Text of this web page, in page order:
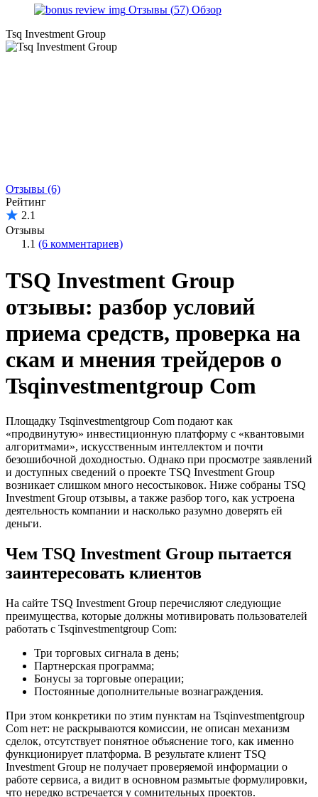
Отзывы (57) Обзор
Tsq Investment Group
Отзывы (6)
Рейтинг
2.1
Отзывы
1.1 (6 комментариев)
TSQ Investment Group
отзывы: разбор условий
приема средств, проверка на
скам и мнения трейдеров о
Tsqinvestmentgroup Com
Площадку Tsqinvestmentgroup Com подают как
«продвинутую» инвестиционную платформу с «квантовыми
алгоритмами», искусственным интеллектом и почти
безошибочной доходностью. Однако при просмотре заявлений
и доступных сведений о проекте TSQ Investment Group
возникает слишком много несостыковок. Ниже собраны TSQ
Investment Group отзывы, а также разбор того, как устроена
деятельность компании и насколько разумно доверять ей
деньги.
Чем TSQ Investment Group пытается
заинтересовать клиентов
На сайте TSQ Investment Group перечисляют следующие
преимущества, которые должны мотивировать пользователей
работать с Tsqinvestmentgroup Com:
Три торговых сигнала в день;
Партнерская программа;
Бонусы за торговые операции;
Постоянные дополнительные вознаграждения.
При этом конкретики по этим пунктам на Tsqinvestmentgroup
Com нет: не раскрываются комиссии, не описан механизм
сделок, отсутствует понятное объяснение того, как именно
функционирует платформа. В результате клиент TSQ
Investment Group не получает проверяемой информации о
работе сервиса, а видит в основном размытые формулировки,
что нередко встречается у сомнительных проектов.